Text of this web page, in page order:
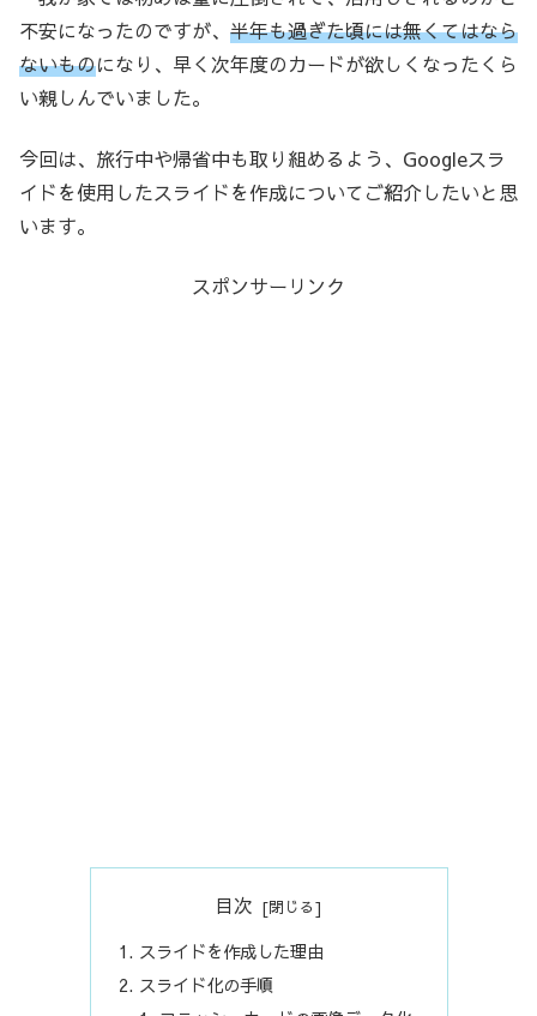
不安になったのですが、 半年も過ぎた頃には無くてはなら
ないものになり、早く次年度のカードが欲しくなったくら
い親しんでいました。
今回は、旅行中や帰省中も取り組めるよう、Googleスラ
イドを使用したスライドを作成についてご紹介したいと思
います。
スポンサーリンク
目次
スライドを作成した理由
スライド化の手順